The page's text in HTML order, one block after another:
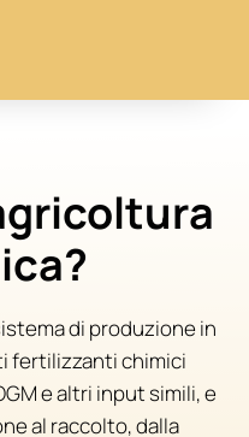
di produzione in
fertilizzanti chimici
e altri input simili, e
al raccolto, dalla